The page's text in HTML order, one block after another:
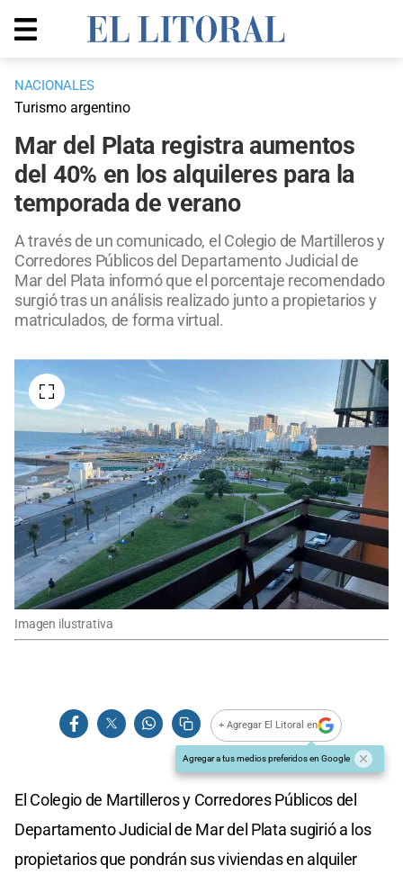
NACIONALES
Turismo argentino
Mar del Plata registra aumentos
del 40% en los alquileres para la
temporada de verano
A través de un comunicado, el Colegio de Martilleros y
Corredores Públicos del Departamento Judicial de
Mar del Plata informó que el porcentaje recomendado
surgió tras un análisis realizado junto a propietarios y
matriculados, de forma virtual.
Imagen ilustrativa
+ Agregar El Litoral en
Agregar a tus medios preferidos en Google
El Colegio de Martilleros y Corredores Públicos del
Departamento Judicial de Mar del Plata sugirió a los
propietarios que pondrán sus viviendas en alquiler